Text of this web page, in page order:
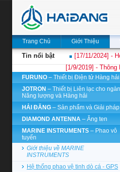
Trang Chủ Giới Thiệu
Tin nổi bật
[17/11/2024] -
[1/9/2019] -
FURUNO – Thiết bị Điện tử Hàng hải
JOTRON – Thiết bị Liên lạc cho
Năng lượng và Hàng hải
HẢI ĐĂNG – Sản phẩm và Giải pháp
DIAMOND ANTENNA – Ăng ten
MARINE INSTRUMENTS – Phao vô
tuyến
Giới thiệu về MARINE
INSTRUMENTS
Hệ thống phao vệ tinh dò cá - GPS